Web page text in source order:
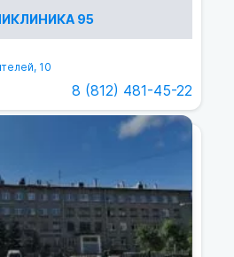
95
10
8 (812) 481-45-22